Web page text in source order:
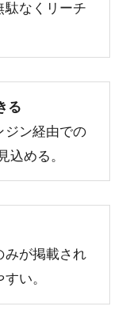
駄なくリーチ
る
ジン経由での
込める。
みが掲載され
い。